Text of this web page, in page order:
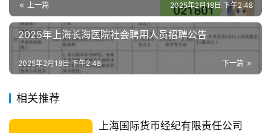
上一篇 2025年2月18日 下午2:48
2025年上海长海医院社会聘用人员招聘公告
下一篇
2025年2月18日 下午2:48
相关推荐
上海国际货币经纪有限责任公司